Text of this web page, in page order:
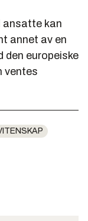
ansatte kan
annet av en
den europeiske
ventes